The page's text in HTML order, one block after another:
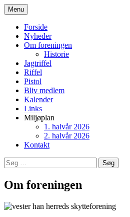
Hop
til
indhold
Vester Han Herreds
Skytteforening
Menu
Forside
Nyheder
Om foreningen
Historie
Jagtriffel
Riffel
Pistol
Bliv medlem
Kalender
Links
Miljøplan
1. halvår 2026
2. halvår 2026
Kontakt
Søg
efter:
Om foreningen